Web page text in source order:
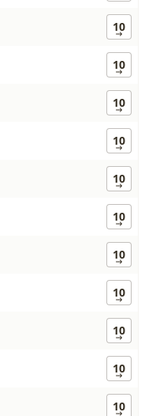
10
10
10
10
10
10
10
10
10
10
10